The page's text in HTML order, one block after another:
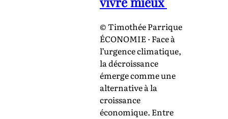
© Timothée Parrique
ÉCONOMIE · Face à
l’urgence climatique,
la décroissance
émerge comme une
alternative à la
croissance
économique. Entre